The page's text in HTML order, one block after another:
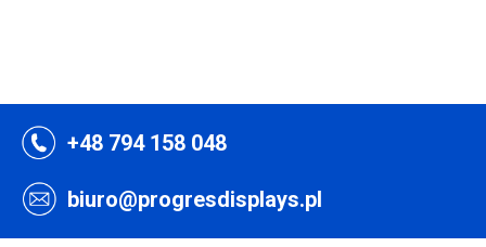
+48 794 158 048
biuro@progresdisplays.pl